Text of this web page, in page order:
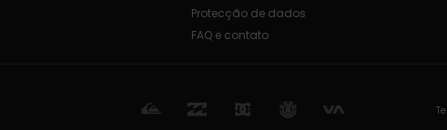
Protecção de dados
FAQ e contato